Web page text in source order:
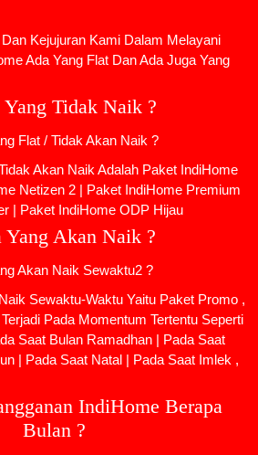
Kejujuran Kami Dalam Melayani
Ada Yang Flat Dan Ada Juga Yang
Yang Tidak Naik ?
Flat / Tidak Akan Naik ?
Akan Naik Adalah Paket IndiHome
Netizen 2 | Paket IndiHome Premium
| Paket IndiHome ODP Hijau
Yang Akan Naik ?
Akan Naik Sewaktu2 ?
Sewaktu-Waktu Yaitu Paket Promo ,
Pada Momentum Tertentu Seperti
Saat Bulan Ramadhan | Pada Saat
| Pada Saat Natal | Pada Saat Imlek ,
IndiHome Berapa
Bulan ?